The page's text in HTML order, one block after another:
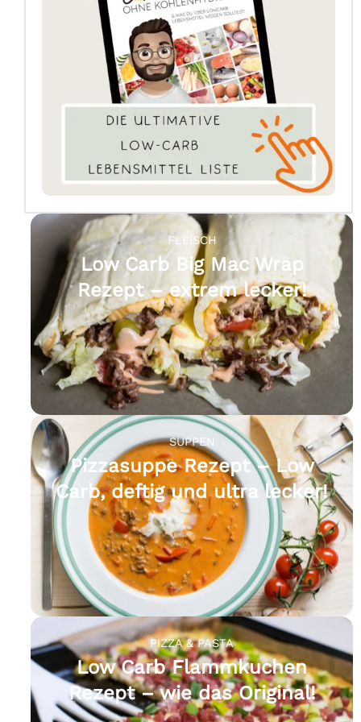
FLEISCH
Low Carb Big Mac Wrap
Rezept – extrem lecker!
SUPPEN
Pizzasuppe Rezept – Low
Carb, deftig und ultra lecker!
PIZZA & PASTA
Low Carb Flammkuchen
Rezept – wie das Original!